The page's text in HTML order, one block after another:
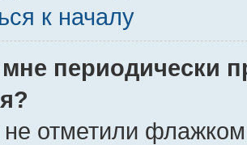
к началу
периодически
отметили